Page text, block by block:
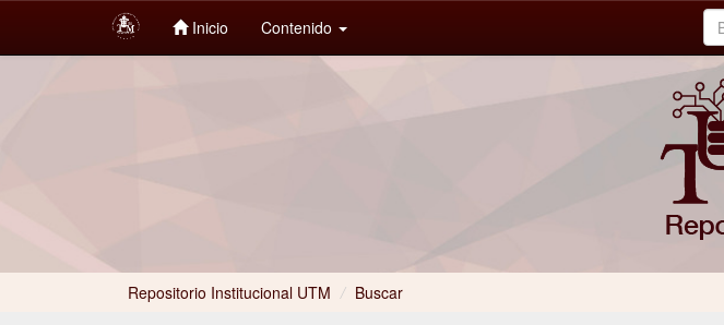
Inicio Contenido
Repositorio Institucional UTM / Buscar